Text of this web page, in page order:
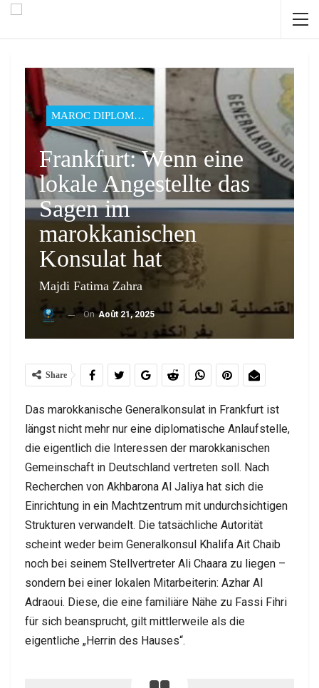
MAROC DIPLOMATIE
Frankfurt: Wenn eine
lokale Angestellte das
Sagen im
marokkanischen
Konsulat hat
Majdi Fatima Zahra
OnAoût 21, 2025
Share
Das marokkanische Generalkonsulat in Frankfurt ist
längst nicht mehr nur eine diplomatische Anlaufstelle,
die eigentlich die Interessen der marokkanischen
Gemeinschaft in Deutschland vertreten soll. Nach
Recherchen von Akhbarona Al Jaliya hat sich die
Einrichtung in ein Machtzentrum mit undurchsichtigen
Strukturen verwandelt. Die tatsächliche Autorität
scheint weder beim Generalkonsul Khalifa Ait Chaib
noch bei seinem Stellvertreter Ali Chaara zu liegen –
sondern bei einer lokalen Mitarbeiterin: Azhar Al
Adraoui. Diese, die eine familiäre Nähe zu Fassi Fihri
für sich beansprucht, gilt mittlerweile als die
eigentliche „Herrin des Hauses“.